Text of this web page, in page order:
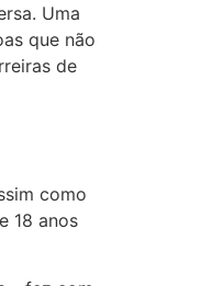
Uma
que não
de
como
18 anos